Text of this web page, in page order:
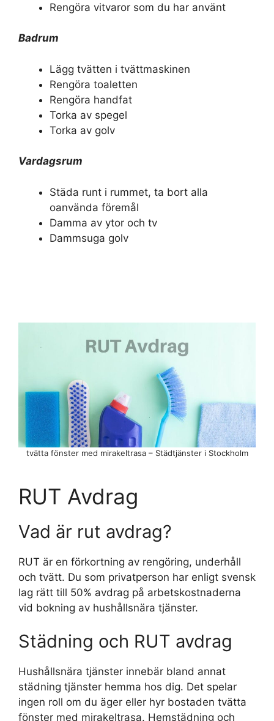
Rengöra vitvaror som du har använt
Badrum
Lägg tvätten i tvättmaskinen
Rengöra toaletten
Rengöra handfat
Torka av spegel
Torka av golv
Vardagsrum
Städa runt i rummet, ta bort alla
oanvända föremål
Damma av ytor och tv
Dammsuga golv
RUT Avdrag
Vad är rut avdrag?
RUT är en förkortning av rengöring, underhåll
och tvätt. Du som privatperson har enligt svensk
lag rätt till 50% avdrag på arbetskostnaderna
vid bokning av hushållsnära tjänster.
Städning och RUT avdrag
Hushållsnära tjänster innebär bland annat
städning tjänster hemma hos dig. Det spelar
ingen roll om du äger eller hyr bostaden tvätta
fönster med mirakeltrasa. Hemstädning och
tvätta fönster med mirakeltrasa – Städtjänster i Stockholm